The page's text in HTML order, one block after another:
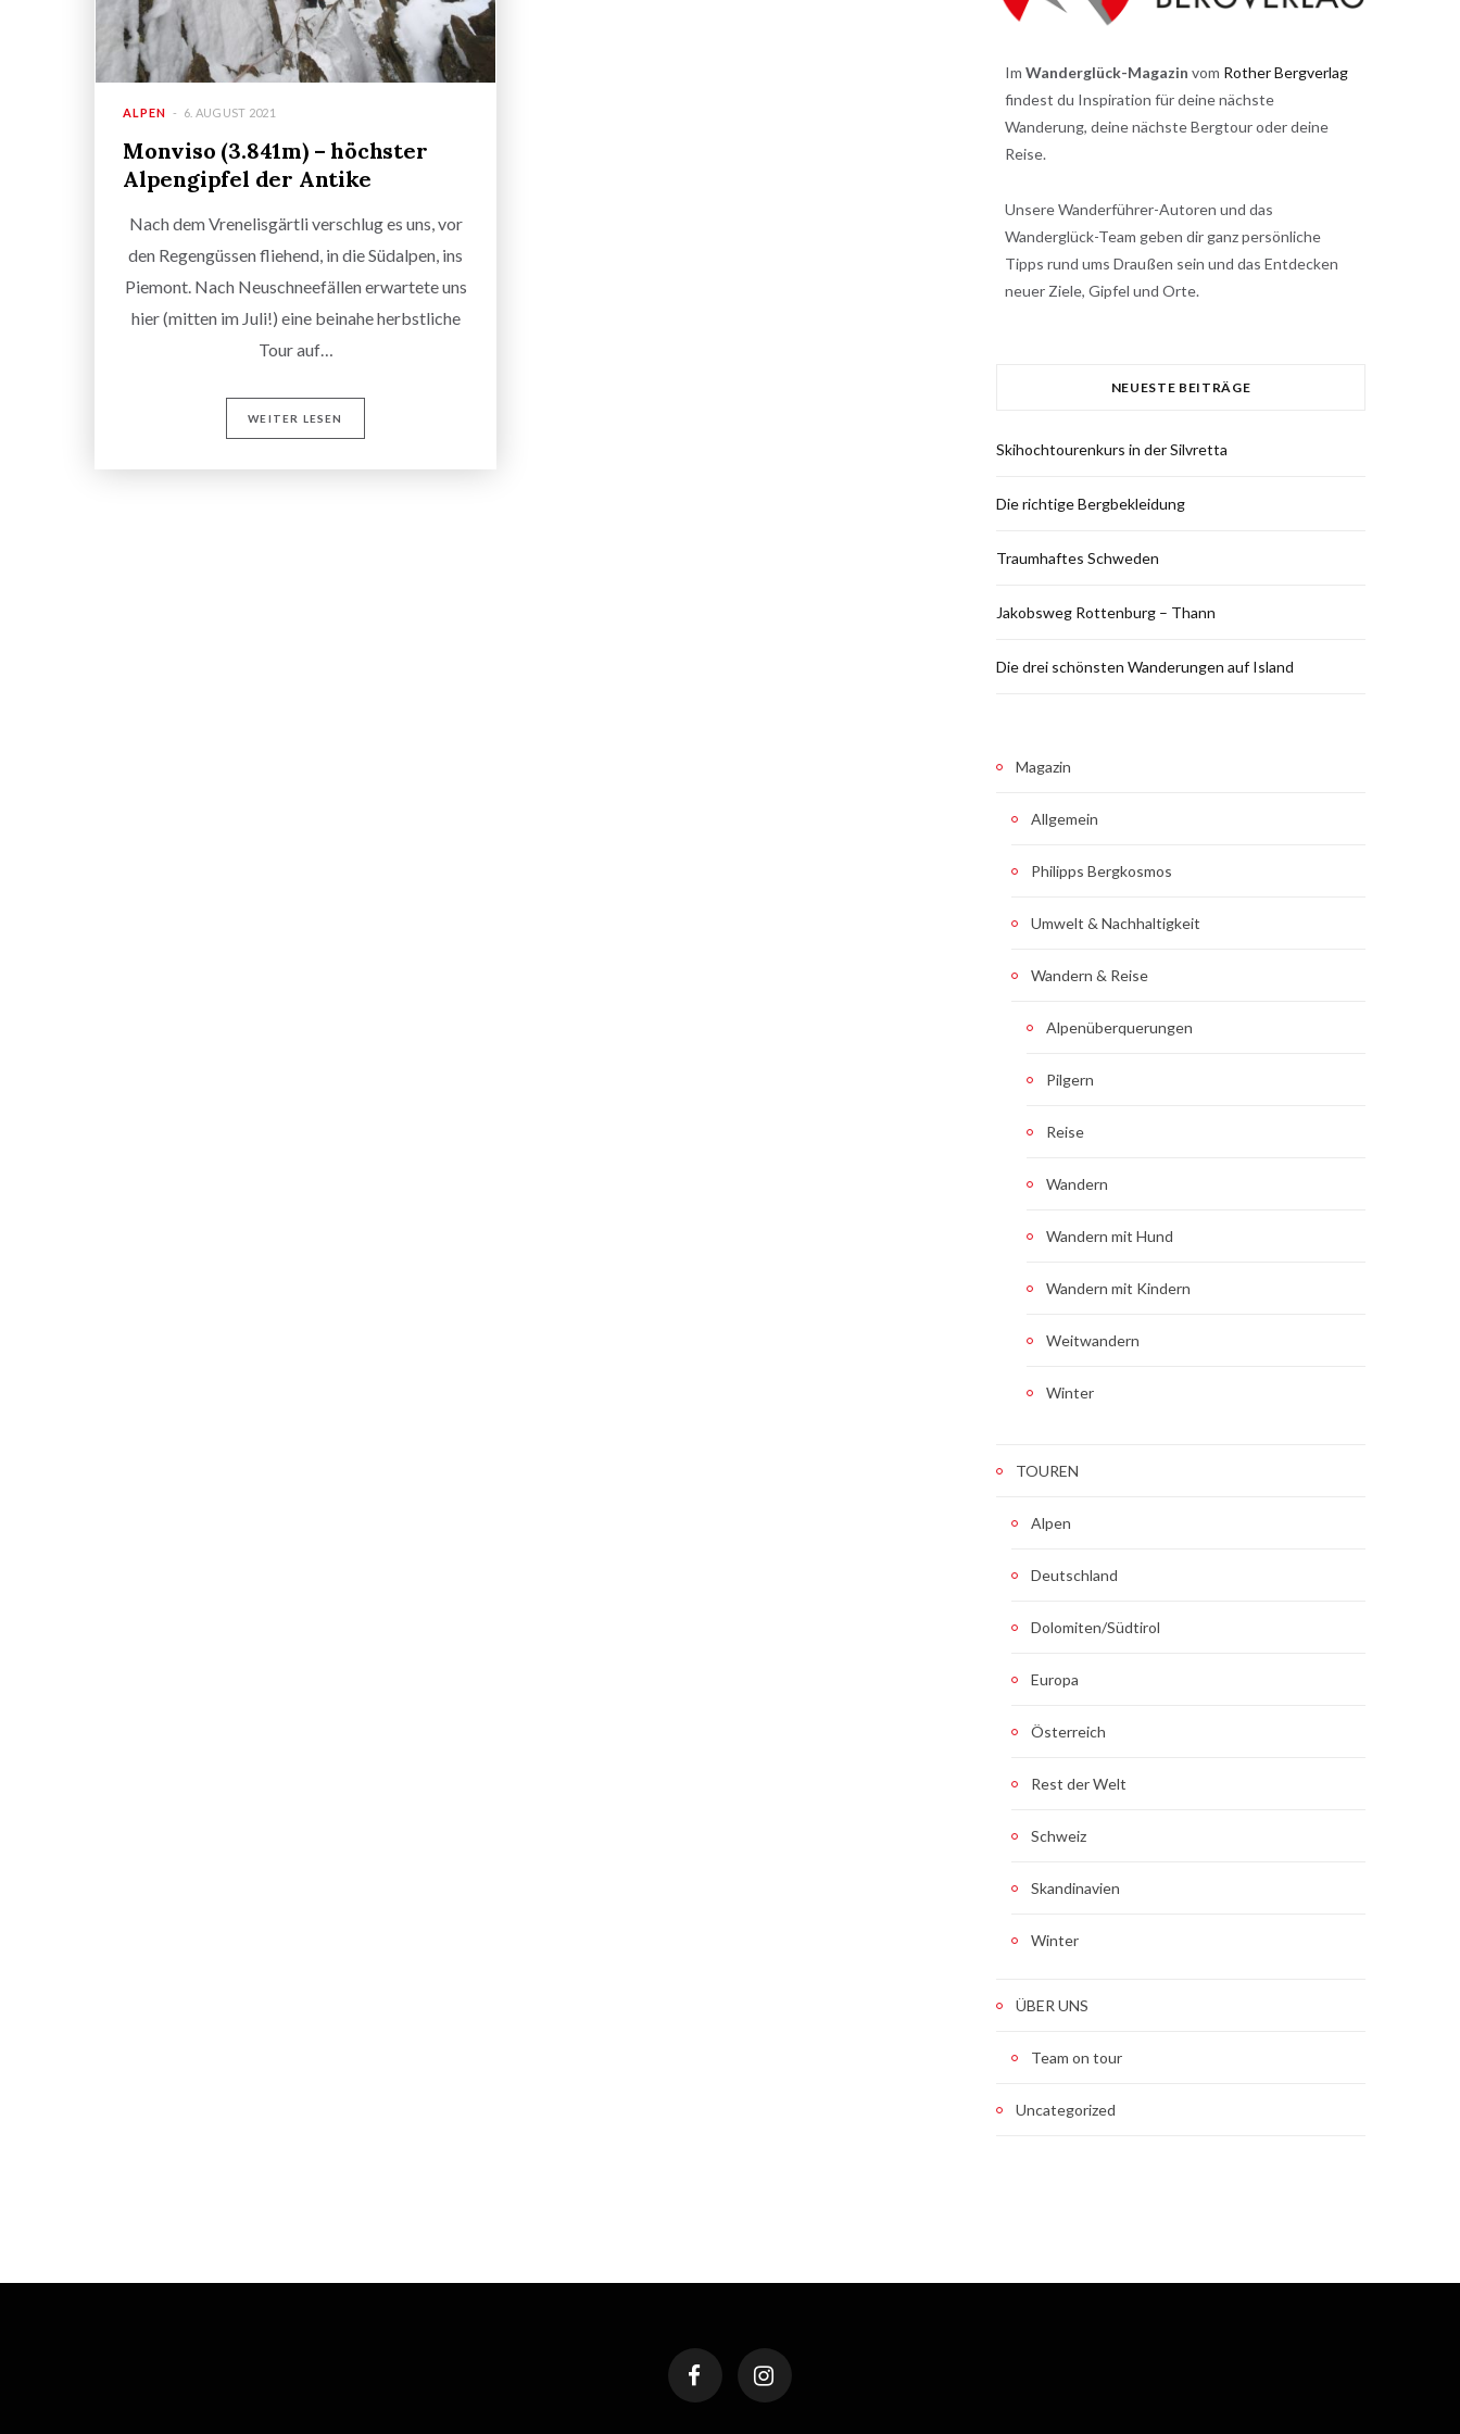
ALPEN 6. AUGUST 2021
Monviso (3.841m) – höchster
Alpengipfel der Antike
Nach dem Vrenelisgärtli verschlug es uns, vor
den Regengüssen fliehend, in die Südalpen, ins
Piemont. Nach Neuschneefällen erwartete uns
hier (mitten im Juli!) eine beinahe herbstliche
Tour auf…
WEITER LESEN
Im Wanderglück-Magazin vom Rother Bergverlag
findest du Inspiration für deine nächste
Wanderung, deine nächste Bergtour oder deine
Reise.
Unsere Wanderführer-Autoren und das
Wanderglück-Team geben dir ganz persönliche
Tipps rund ums Draußen sein und das Entdecken
neuer Ziele, Gipfel und Orte.
NEUESTE BEITRÄGE
Skihochtourenkurs in der Silvretta
Die richtige Bergbekleidung
Traumhaftes Schweden
Jakobsweg Rottenburg – Thann
Die drei schönsten Wanderungen auf Island
Magazin
Allgemein
Philipps Bergkosmos
Umwelt & Nachhaltigkeit
Wandern & Reise
Alpenüberquerungen
Pilgern
Reise
Wandern
Wandern mit Hund
Wandern mit Kindern
Weitwandern
Winter
TOUREN
Alpen
Deutschland
Dolomiten/Südtirol
Europa
Österreich
Rest der Welt
Schweiz
Skandinavien
Winter
ÜBER UNS
Team on tour
Uncategorized